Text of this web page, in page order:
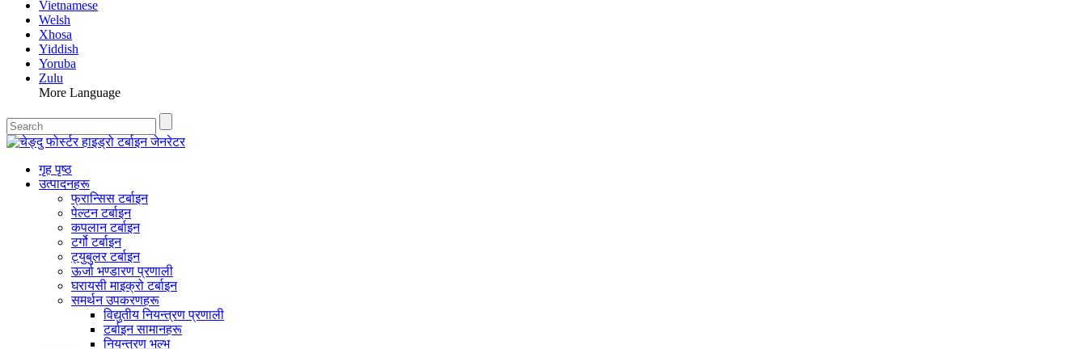
Vietnamese
Welsh
Xhosa
Yiddish
Yoruba
Zulu
More Language
गृह पृष्ठ
उत्पादनहरू
फ्रान्सिस टर्बाइन
पेल्टन टर्बाइन
कपलान टर्बाइन
टर्गो टर्बाइन
ट्युबुलर टर्बाइन
ऊर्जा भण्डारण प्रणाली
घरायसी माइक्रो टर्बाइन
समर्थन उपकरणहरू
विद्युतीय नियन्त्रण प्रणाली
टर्बाइन सामानहरू
नियन्त्रण भल्भ